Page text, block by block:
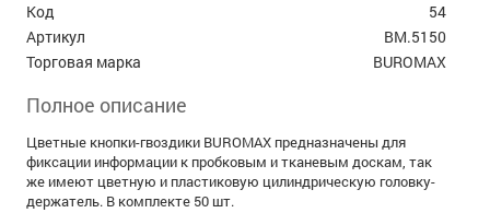
Код
54
Артикул
BM.5150
Торговая марка
BUROMAX
Полное описание
Цветные кнопки-гвоздики BUROMAX предназначены для
фиксации информации к пробковым и тканевым доскам, так
же имеют цветную и пластиковую цилиндрическую головку-
держатель. В комплекте 50 шт.